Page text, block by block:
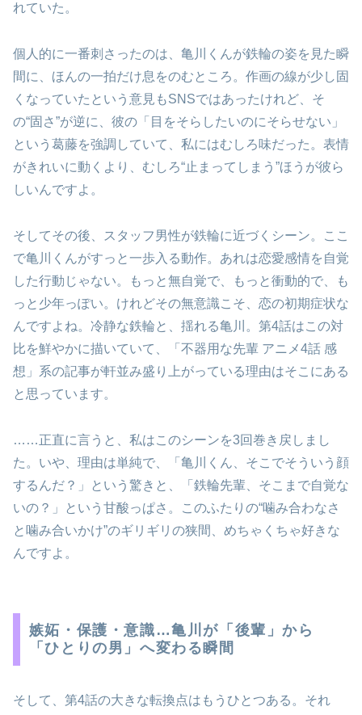
れていた。
個人的に一番刺さったのは、亀川くんが鉄輪の姿を見た瞬
間に、ほんの一拍だけ息をのむところ。作画の線が少し固
くなっていたという意見もSNSではあったけれど、そ
の“固さ”が逆に、彼の「目をそらしたいのにそらせない」
という葛藤を強調していて、私にはむしろ味だった。表情
がきれいに動くより、むしろ“止まってしまう”ほうが彼ら
しいんですよ。
そしてその後、スタッフ男性が鉄輪に近づくシーン。ここ
で亀川くんがすっと一歩入る動作。あれは恋愛感情を自覚
した行動じゃない。もっと無自覚で、もっと衝動的で、も
っと少年っぽい。けれどその無意識こそ、恋の初期症状な
んですよね。冷静な鉄輪と、揺れる亀川。第4話はこの対
比を鮮やかに描いていて、「不器用な先輩 アニメ4話 感
想」系の記事が軒並み盛り上がっている理由はそこにある
と思っています。
……正直に言うと、私はこのシーンを3回巻き戻しまし
た。いや、理由は単純で、「亀川くん、そこでそういう顔
するんだ？」という驚きと、「鉄輪先輩、そこまで自覚な
いの？」という甘酸っぱさ。このふたりの“噛み合わなさ
と噛み合いかけ”のギリギリの狭間、めちゃくちゃ好きな
んですよ。
嫉妬・保護・意識…亀川が「後輩」から
「ひとりの男」へ変わる瞬間
そして、第4話の大きな転換点はもうひとつある。それ